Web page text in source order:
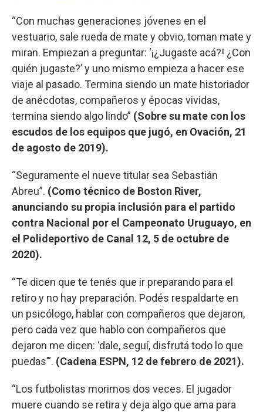
“Con muchas generaciones jóvenes en el
vestuario, sale rueda de mate y obvio, toman mate y
miran. Empiezan a preguntar: ‘¡¿Jugaste acá?! ¿Con
quién jugaste?’ y uno mismo empieza a hacer ese
viaje al pasado. Termina siendo un mate historiador
de anécdotas, compañeros y épocas vividas,
termina siendo algo lindo” (Sobre su mate con los
escudos de los equipos que jugó, en Ovación, 21
de agosto de 2019).
“Seguramente el nueve titular sea Sebastián
Abreu”. (Como técnico de Boston River,
anunciando su propia inclusión para el partido
contra Nacional por el Campeonato Uruguayo, en
el Polideportivo de Canal 12, 5 de octubre de
2020).
“Te dicen que te tenés que ir preparando para el
retiro y no hay preparación. Podés respaldarte en
un psicólogo, hablar con compañeros que dejaron,
pero cada vez que hablo con compañeros que
dejaron me dicen: ‘dale, seguí, disfrutá todo lo que
puedas’”. (Cadena ESPN, 12 de febrero de 2021).
“Los futbolistas morimos dos veces. El jugador
muere cuando se retira y deja algo que ama para